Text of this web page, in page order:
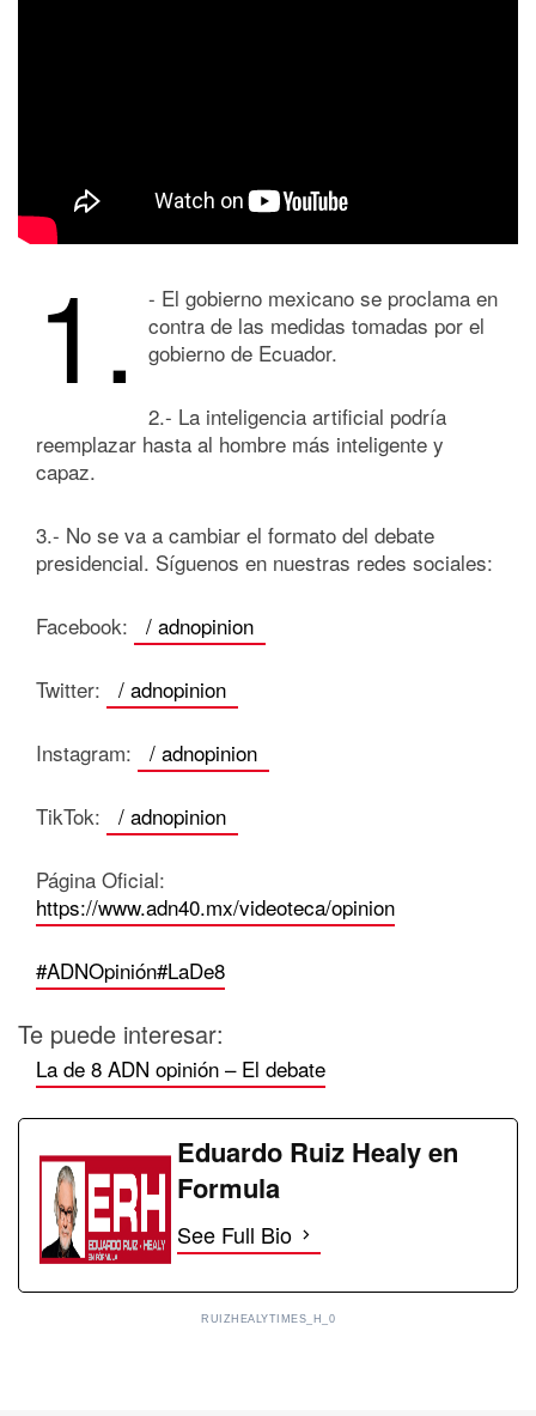
1.
- El gobierno mexicano se proclama en
contra de las medidas tomadas por el
gobierno de Ecuador.
2.- La inteligencia artificial podría
reemplazar hasta al hombre más inteligente y
capaz.
3.- No se va a cambiar el formato del debate
presidencial. Síguenos en nuestras redes sociales:
Facebook: / adnopinion
Twitter: / adnopinion
Instagram: / adnopinion
TikTok: / adnopinion
Página Oficial:
https://www.adn40.mx/videoteca/opinion
#ADNOpinión#LaDe8
Te puede interesar:
La de 8 ADN opinión – El debate
Eduardo Ruiz Healy en
Formula
See Full Bio
RUIZHEALYTIMES_H_0